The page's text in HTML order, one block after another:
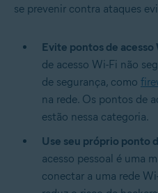
se prevenir contra ataques
Evite pontos de acesso
de acesso Wi-Fi não
de segurança, como
na rede. Os pontos de
estão nessa categoria.
Use seu próprio ponto
acesso pessoal é uma
conectar a uma rede